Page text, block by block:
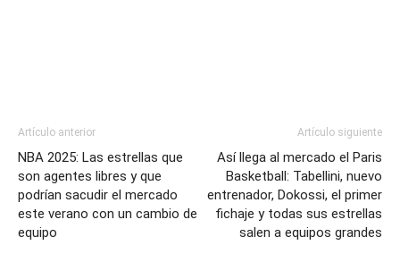
Artículo anterior
NBA 2025: Las estrellas que
son agentes libres y que
podrían sacudir el mercado
este verano con un cambio de
equipo
Artículo siguiente
Así llega al mercado el Paris
Basketball: Tabellini, nuevo
entrenador, Dokossi, el primer
fichaje y todas sus estrellas
salen a equipos grandes